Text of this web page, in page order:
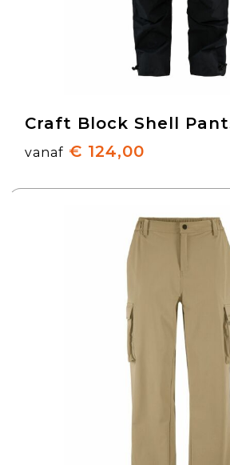
Craft Block Shell
vanaf € 124,00